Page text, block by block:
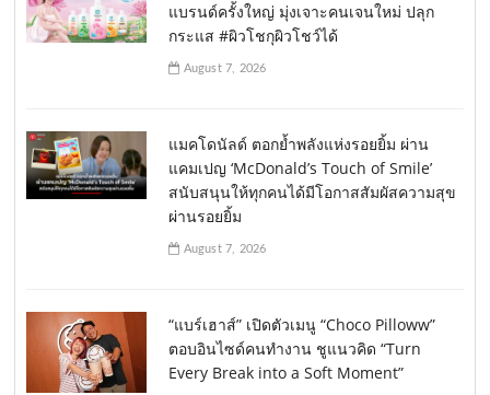
แบรนด์ครั้งใหญ่ มุ่งเจาะคนเจนใหม่ ปลุก
กระแส #ผิวโชกุผิวโชว์ได้
August 7, 2026
แมคโดนัลด์ ตอกย้ำพลังแห่งรอยยิ้ม ผ่าน
แคมเปญ ‘McDonald’s Touch of Smile’
สนับสนุนให้ทุกคนได้มีโอกาสสัมผัสความสุข
ผ่านรอยยิ้ม
August 7, 2026
“แบร์เฮาส์” เปิดตัวเมนู “Choco Pilloww”
ตอบอินไซด์คนทำงาน ชูแนวคิด “Turn
Every Break into a Soft Moment”